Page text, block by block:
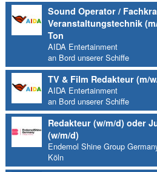
Sound Operator /
Veranstaltungstechnik
Ton
AIDA Entertainment
an Bord unserer Schiffe
TV & Film Redakteur (m/
AIDA Entertainment
an Bord unserer Schiffe
Redakteur (w/m/d) oder
(w/m/d)
Endemol Shine Group
Köln